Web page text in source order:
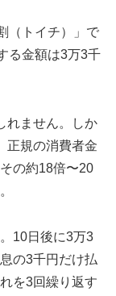
（トイチ）」で
る金額は3万3千
れません。しか
正規の消費者金
の約18倍〜20
10日後に3万3
の3千円だけ払
を3回繰り返す